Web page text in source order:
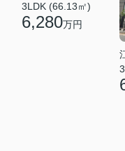
3LDK (66.13㎡)
6,280万円